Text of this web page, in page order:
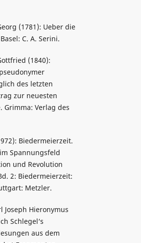
(1781): Ueber die
C. A. Serini.
(1840):
des letzten
zur neuesten
Grimma: Verlag des
Biedermeierzeit.
Spannungsfeld
und Revolution
2: Biedermeierzeit:
Metzler.
Joseph Hieronymus
Schlegel‘s
aus dem